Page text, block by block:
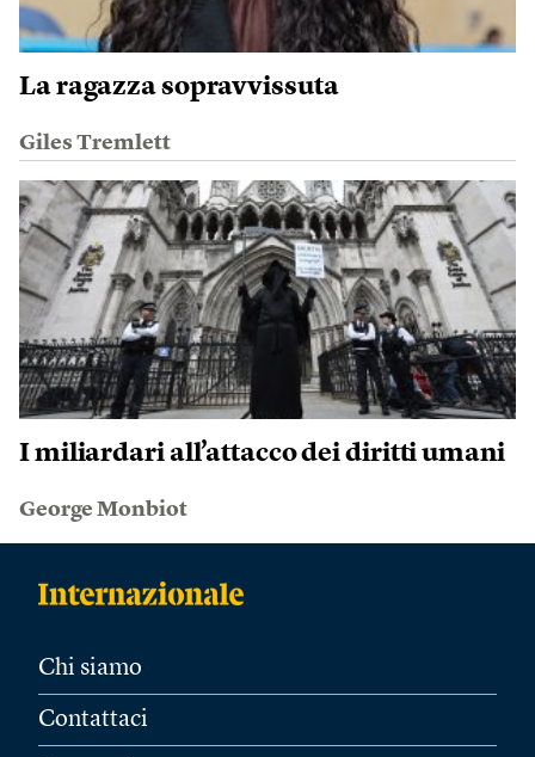
La ragazza sopravvissuta
Giles Tremlett
I miliardari all’attacco dei diritti umani
George Monbiot
Chi siamo
Contattaci